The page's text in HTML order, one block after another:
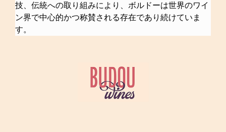
技、伝統への取り組みにより、ボルドーは世界のワイ
ン界で中心的かつ称賛される存在であり続けていま
す。